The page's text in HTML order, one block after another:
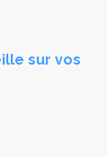
sur vos